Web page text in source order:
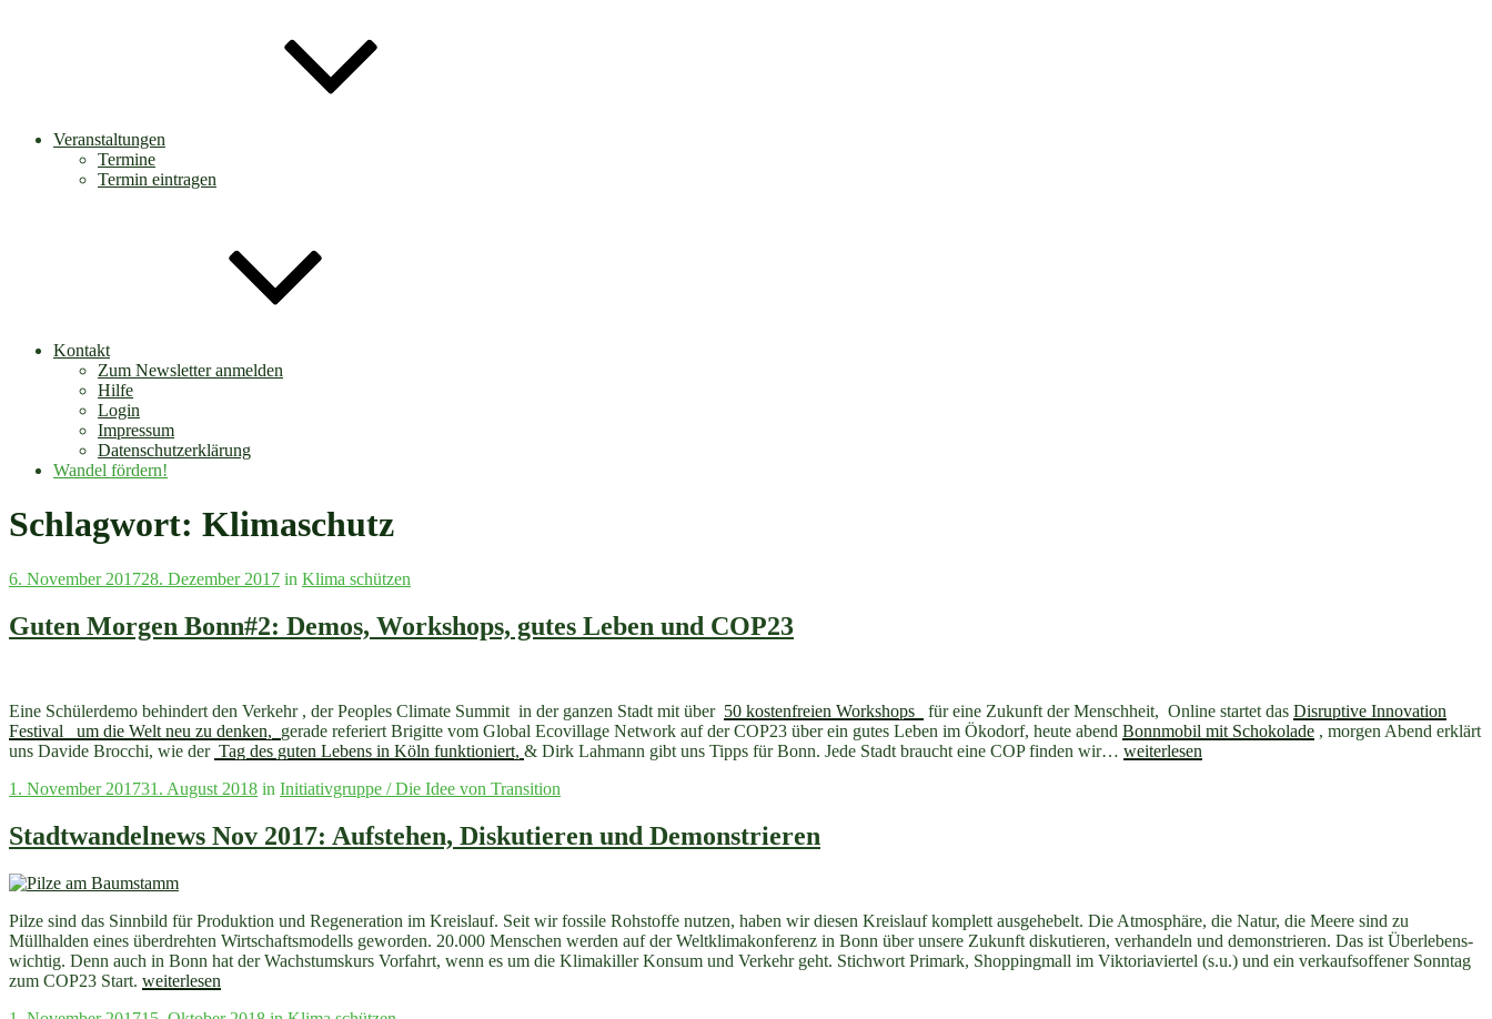
Veranstaltungen
Termine
Termin eintragen
Kontakt
Zum Newsletter anmelden
Hilfe
Login
Impressum
Datenschutzerklärung
Wandel fördern!
Schlagwort: Klimaschutz
Veröffentlicht
6. November 201728. Dezember 2017 in Klima schützen
Guten Morgen Bonn#2: Demos, Workshops, gutes Leben und COP23
Eine Schülerdemo behindert den Verkehr , der Peoples Climate Summit in der ganzen Stadt mit über 50 kostenfreien Workshops für eine Zukunft der Menschheit, Online startet das Disruptive Innovation
Festival um die Welt neu zu denken, gerade referiert Brigitte vom Global Ecovillage Network auf der COP23 über ein gutes Leben im Ökodorf, heute abend Bonnmobil mit Schokolade , morgen Abend erklärt
uns Davide Brocchi, wie der Tag des guten Lebens in Köln funktioniert, & Dirk Lahmann gibt uns Tipps für Bonn. Jede Stadt braucht eine COP finden wir… „Guten
weiterlesen
Veröffentlicht
1. November 201731. August 2018 in Initiativgruppe / Die Idee von Transition
Stadtwandelnews Nov 2017: Aufstehen, Diskutieren und Demonstrieren
Pilze sind das Sinnbild für Produktion und Regeneration im Kreislauf. Seit wir fossile Rohstoffe nutzen, haben wir diesen Kreislauf komplett ausgehebelt. Die Atmosphäre, die Natur, die Meere sind zu
Müllhalden eines überdrehten Wirtschaftsmodells geworden. 20.000 Menschen werden auf der Weltklimakonferenz in Bonn über unsere Zukunft diskutieren, verhandeln und demonstrieren. Das ist Überlebens-
wichtig. Denn auch in Bonn hat der Wachstumskurs Vorfahrt, wenn es um die Klimakiller Konsum und Verkehr geht. Stichwort Primark, Shoppingmall im Viktoriaviertel (s.u.) und ein verkaufsoffener Sonntag
zum COP23 Start. „Stadtwandelnews
weiterlesen